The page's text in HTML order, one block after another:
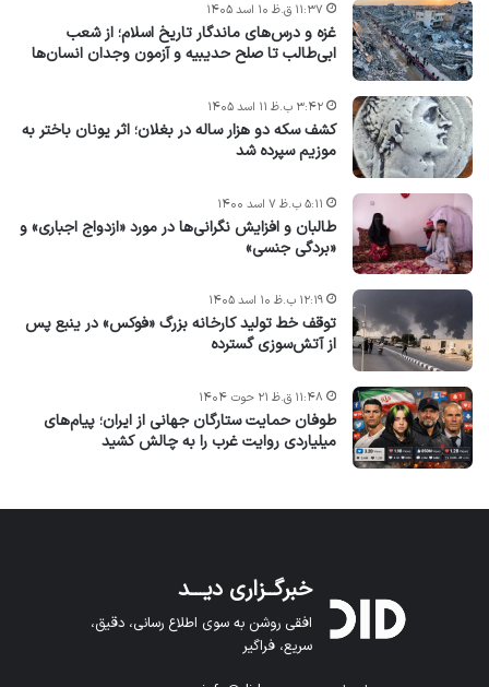
غزه و درس‌های ماندگار تاریخ اسلام؛ از شعب
ابی‌طالب تا صلح حدیبیه و آزمون وجدان انسان‌ها
۱۱:۳۷ ق.ظ ۱۰ اسد ۱۴۰۵
کشف سکه دو هزار ساله در بغلان؛ اثر یونان باختر به
موزیم سپرده شد
۳:۴۲ ب.ظ ۱۱ اسد ۱۴۰۵
طالبان و افزایش نگرانی‌ها در مورد «ازدواج اجباری» و
«بردگی جنسی»
۵:۱۱ ب.ظ ۷ اسد ۱۴۰۰
توقف خط تولید کارخانه بزرگ «فوکس» در ینبع پس
از آتش‌سوزی گسترده
۱۲:۱۹ ب.ظ ۱۰ اسد ۱۴۰۵
طوفان حمایت ستارگان جهانی از ایران؛ پیام‌های
میلیاردی روایت غرب را به چالش کشید
۱۱:۴۸ ق.ظ ۲۱ حوت ۱۴۰۴
خبرگــزاری دیـــد
افقی روشن به سوی اطلاع رسانی، دقیق،
سریع، فراگیر